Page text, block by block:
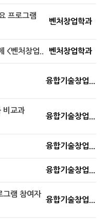
프로그램
벤처창업학과
<벤처창업.. 벤처창업학과
융합기술창업...
비교과
융합기술창업...
융합기술창업...
융합기술창업...
그램 참여자
융합기술창업...